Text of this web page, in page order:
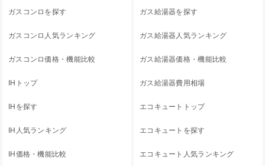
ガスコンロを探す
ガスコンロ人気ランキング
ガスコンロ価格・機能比較
IHトップ
IHを探す
IH人気ランキング
IH価格・機能比較
ガス給湯器を探す
ガス給湯器人気ランキング
ガス給湯器価格・機能比較
ガス給湯器費用相場
エコキュートトップ
エコキュートを探す
エコキュート人気ランキング